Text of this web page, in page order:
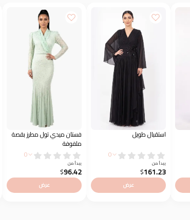
استقبال طويل
0
يبدأ من
161.23
$
عرض
فستان ميدي تول مطرز بقصة
ملفوفة
0
يبدأ من
96.42
$
عرض